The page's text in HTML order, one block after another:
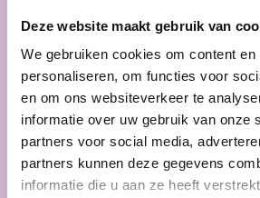
Deze website maakt gebruik van
We gebruiken cookies om content
personaliseren, om functies voor
en om ons websiteverkeer te
informatie over uw gebruik van onze
partners voor social media,
partners kunnen deze gegevens
informatie die u aan ze heeft
Aangename sfeer
Ga lekker zitten